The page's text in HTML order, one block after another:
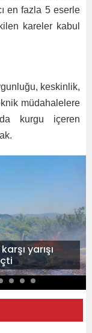
en fazla 5 eserle
kareler kabul
keskinlik,
müdahalelere
kurgu içeren
yarışı